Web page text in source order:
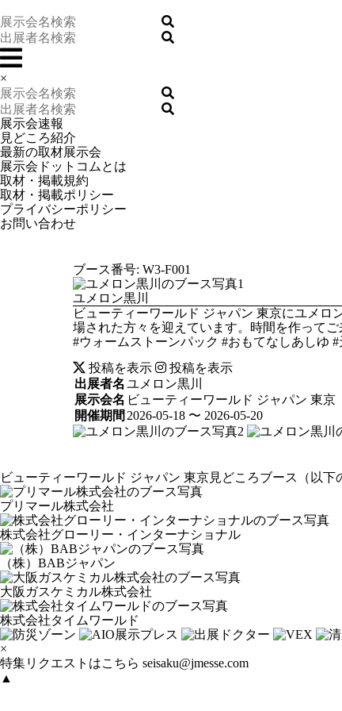
×
展示会速報
見どころ紹介
最新の取材展示会
展示会ドットコムとは
取材・掲載規約
取材・掲載ポリシー
プライバシーポリシー
お問い合わせ
ブース番号: W3-F001
ユメロン黒川
ビューティーワールド ジャパン 東京にユメ
場された方々を迎えています。時間を作ってご
#ウォームストーンパック #おもてなしあしゆ
投稿を表示
投稿を表示
出展者名 ユメロン黒川
展示会名 ビューティーワールド ジャパン 東京
開催期間 2026-05-18 〜 2026-05-20
ビューティーワールド ジャパン 東京見どころブース （以
プリマール株式会社
株式会社グローリー・インターナショナル
（株）BABジャパン
大阪ガスケミカル株式会社
株式会社タイムワールド
×
特集リクエストはこちら seisaku@jmesse.com
▲